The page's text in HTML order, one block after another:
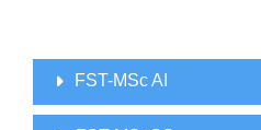
FST-MSc AI